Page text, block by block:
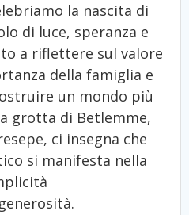
la nascita di
di luce, speranza e
a riflettere sul valore
della famiglia e
un mondo più
grotta di Betlemme,
ci insegna che
si manifesta nella